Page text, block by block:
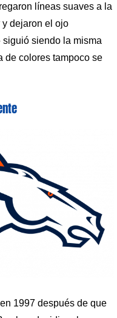
líneas suaves a la
dejaron el ojo
siendo la misma
de colores tampoco se
1997 después de que